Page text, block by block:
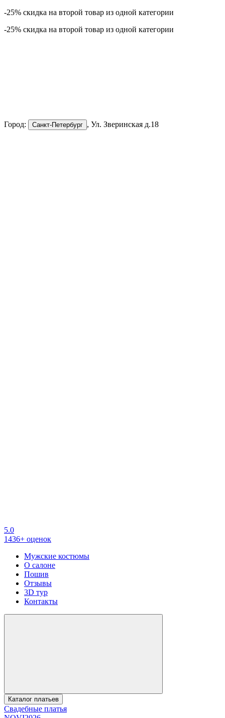
-25% скидка на второй товар из одной категории
-25% скидка на второй товар из одной категории
Город: Санкт-Петербург , Ул. Зверинская д.18
5.0
1436+ оценок
Мужские костюмы
О салоне
Пошив
Отзывы
3D тур
Контакты
Каталог платьев
Свадебные платья